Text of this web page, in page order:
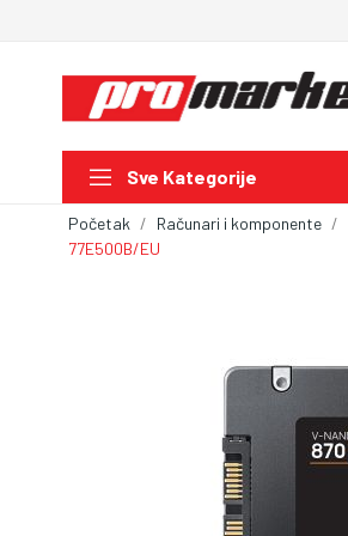
Sve Kategorije
Početak Računari i komponente
77E500B/EU